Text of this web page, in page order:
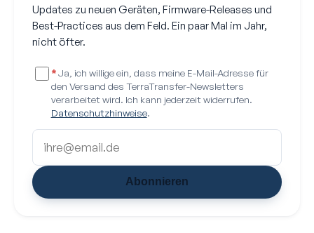
Updates zu neuen Geräten, Firmware-Releases und
Best-Practices aus dem Feld. Ein paar Mal im Jahr,
nicht öfter.
*Ja, ich willige ein, dass meine E-Mail-Adresse für
den Versand des TerraTransfer-Newsletters
verarbeitet wird. Ich kann jederzeit widerrufen.
Datenschutzhinweise.
Abonnieren